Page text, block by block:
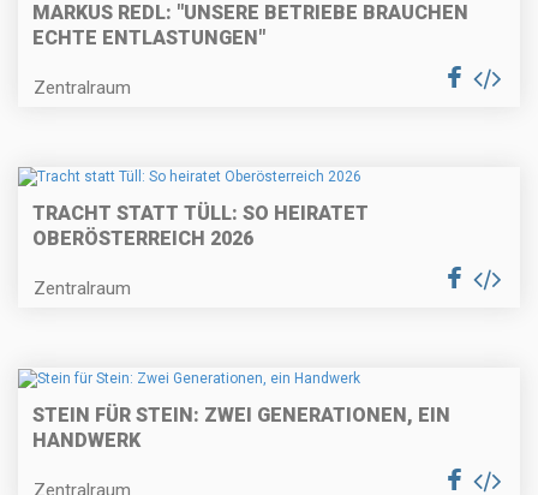
MARKUS REDL: "UNSERE BETRIEBE BRAUCHEN
ECHTE ENTLASTUNGEN"
Zentralraum
TRACHT STATT TÜLL: SO HEIRATET
OBERÖSTERREICH 2026
Zentralraum
STEIN FÜR STEIN: ZWEI GENERATIONEN, EIN
HANDWERK
Zentralraum